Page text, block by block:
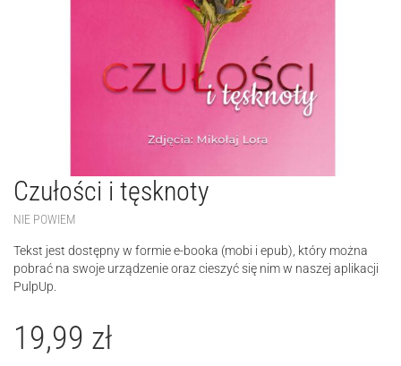
Czułości i tęsknoty
NIE POWIEM
Tekst jest dostępny w formie e-booka (mobi i epub), który można
pobrać na swoje urządzenie oraz cieszyć się nim w naszej aplikacji
PulpUp.
19,99 zł